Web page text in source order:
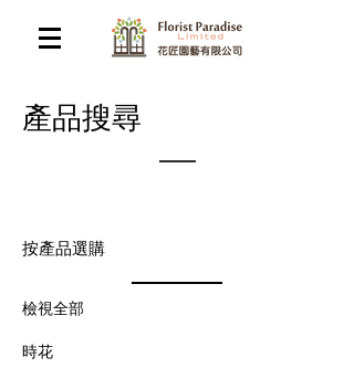
​產品搜尋
按產品選購
檢視全部
時花